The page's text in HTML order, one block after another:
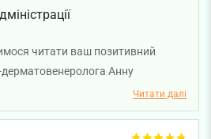
звернулась раніше. Окремо хочу
уважність й
рецепції! До вас завжди
читати ваш позитивний
дерматовенеролога Анну
що ви залишилися задоволені
та ставленням нашої
вам міцного здоров'я!
Читати далі